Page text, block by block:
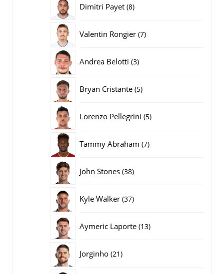
Dimitri Payet 88
Valentin Rongier 77
Andrea Belotti 33
Bryan Cristante 55
Lorenzo Pellegrini 55
Tammy Abraham 77
John Stones 3838
Kyle Walker 3737
Aymeric Laporte 1313
Jorginho 2121